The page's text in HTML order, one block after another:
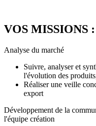
VOS MISSIONS :
Analyse du marché
Suivre, analyser et
l'évolution des
Réaliser une veille
export
Développement de la
l'équipe création